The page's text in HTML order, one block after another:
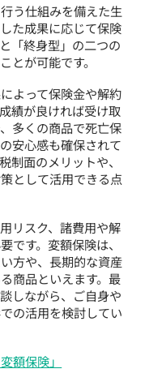
う仕組みを備えた生
た成果に応じて保険
「終身型」の二つの
とが可能です。
よって保険金や解約
績が良ければ受け取
多くの商品で死亡保
安心感も確保されて
制面のメリットや、
として活用できる点
リスク、諸費用や解
です。変額保険は、
方や、長期的な資産
商品といえます。最
しながら、ご自身や
の活用を検討してい
額保険」